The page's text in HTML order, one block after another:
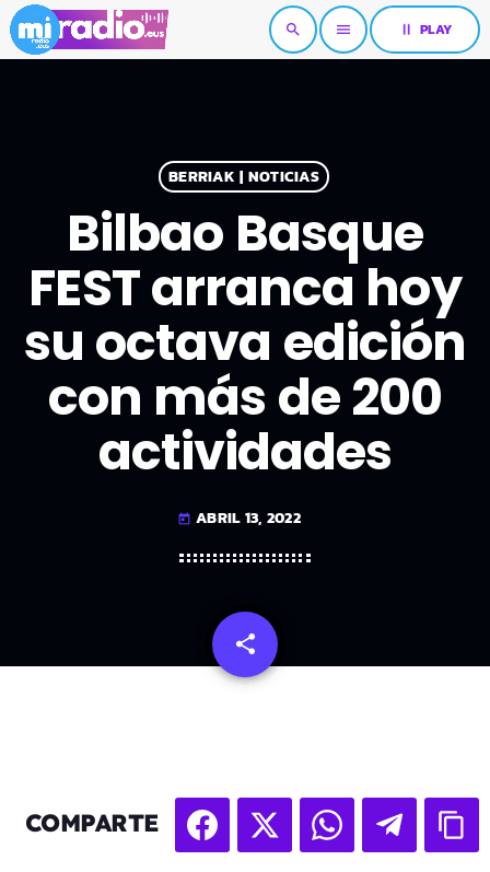
search menu pause PLAY
BERRIAK | NOTICIAS
Bilbao Basque
FEST arranca hoy
su octava edición
con más de 200
actividades
today ABRIL 13, 2022
share
email
COMPARTE